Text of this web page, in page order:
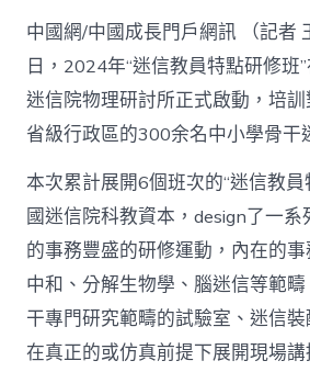
科
教
協
同
查
包
養
經
歷
2024
年
“迷
信
教
員
特
中國網/中國成長門戶網訊 （記者
日，2024年“迷信教員特點研修班
迷信院物理研討所正式啟動，培
省級行政區的300余名中小學骨干
本次累計展開6個班次的“迷信教員
國迷信院科教資本，design了一
的事務豐盛的研修運動，內在的
中和、分解生物學、腦迷信等範
干專門研究範疇的試驗室、迷信裝
在真正的或仿真前提下展開現場